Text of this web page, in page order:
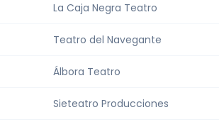
La Caja Negra Teatro
Teatro del Navegante
Álbora Teatro
Sieteatro Producciones